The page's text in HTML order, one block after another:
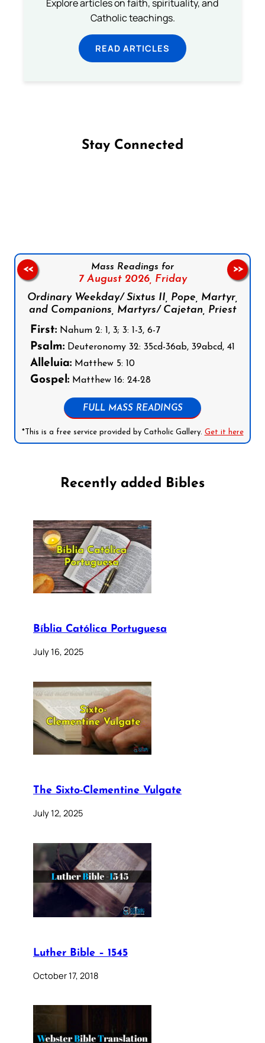
Explore articles on faith, spirituality, and
Catholic teachings.
READ ARTICLES
Stay Connected
Mass Readings for
7 August 2026, Friday
Ordinary Weekday/ Sixtus II, Pope, Martyr,
and Companions, Martyrs/ Cajetan, Priest
First: Nahum 2: 1, 3; 3: 1-3, 6-7
Psalm: Deuteronomy 32: 35cd-36ab, 39abcd, 41
Alleluia: Matthew 5: 10
Gospel: Matthew 16: 24-28
FULL MASS READINGS
*This is a free service provided by Catholic Gallery. Get it here
<< >>
Recently added Bibles
Bíblia Católica Portuguesa
July 16, 2025
The Sixto-Clementine Vulgate
July 12, 2025
Luther Bible – 1545
October 17, 2018